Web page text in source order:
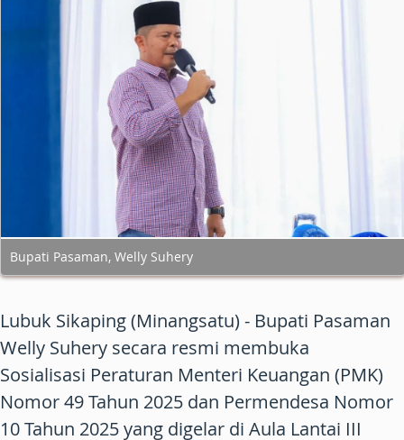
Bupati Pasaman, Welly Suhery
Lubuk Sikaping (Minangsatu) - Bupati Pasaman
Welly Suhery secara resmi membuka
Sosialisasi Peraturan Menteri Keuangan (PMK)
Nomor 49 Tahun 2025 dan Permendesa Nomor
10 Tahun 2025 yang digelar di Aula Lantai III